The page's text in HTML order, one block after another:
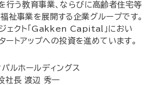
行う教育事業、ならびに高齢者住宅等
祉事業を展開する企業グループです。
ェクト「Gakken Capital」におい
トアップへの投資を進めています。
ルホールディングス
社長 渡辺 秀一